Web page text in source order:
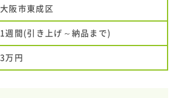
大阪市東成区
1週間(引き上げ～納品まで)
3万円